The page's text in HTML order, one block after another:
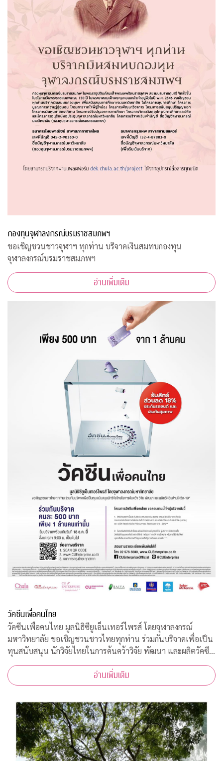
กองทุนจุฬาลงกรณ์บรมราชสมภพฯ
ขอเชิญชวนชาวจุฬาฯ ทุกท่าน บริจาคเงินสมทบกองทุน
จุฬาลงกรณ์บรมราชสมภพฯ
อ่านเพิ่มเติม
วัคซีนเพื่อคนไทย
วัคซีนเพื่อคนไทย มูลนิธิซียูเอ็นเทอร์ไพรส์ โดยจุฬาลงกรณ์
มหาวิทยาลัย ขอเชิญชวนชาวไทยทุกท่าน ร่วมกันบริจาคเพื่อเป็น
ทุนสนับสนุน นักวิจัยไทยในการค้นคว้าวิจัย พัฒนา และผลิตวัคซีน
ต้านโควิด-19*
อ่านเพิ่มเติม